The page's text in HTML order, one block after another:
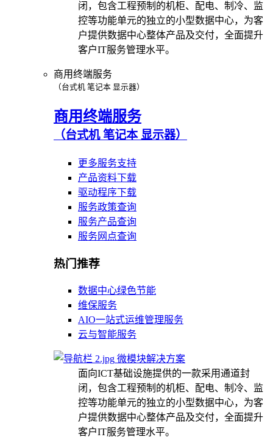
闭，包含工程预制的机柜、配电、制冷、监
控等功能单元的独立的小型数据中心，为客
户提供数据中心整体产品及交付，全面提升
客户IT服务管理水平。
商用终端服务
（台式机 笔记本 显示器）
商用终端服务
（台式机 笔记本 显示器）
更多服务支持
产品资料下载
驱动程序下载
服务政策查询
服务产品查询
服务网点查询
热门推荐
数据中心绿色节能
维保服务
AIO一站式运维管理服务
云与智能服务
微模块解决方案
面向ICT基础设施提供的一款采用通道封
闭，包含工程预制的机柜、配电、制冷、监
控等功能单元的独立的小型数据中心，为客
户提供数据中心整体产品及交付，全面提升
客户IT服务管理水平。